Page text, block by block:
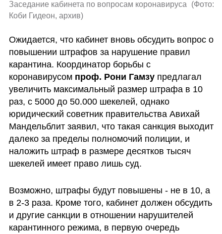
Заседание кабинета по вопросам коронавируса (Фото:
Коби Гидеон, архив)
Ожидается, что кабинет вновь обсудить вопрос о
повышении штрафов за нарушение правил
карантина. Координатор борьбы с
коронавирусом проф. Рони Гамзу предлагал
увеличить максимальный размер штрафа в 10
раз, с 5000 до 50.000 шекелей, однако
юридический советник правительства Авихай
Мандельблит заявил, что такая санкция выходит
далеко за пределы полномочий полиции, и
наложить штраф в размере десятков тысяч
шекелей имеет право лишь суд.
Возможно, штрафы будут повышены - не в 10, а
в 2-3 раза. Кроме того, кабинет должен обсудить
и другие санкции в отношении нарушителей
карантинного режима, в первую очередь